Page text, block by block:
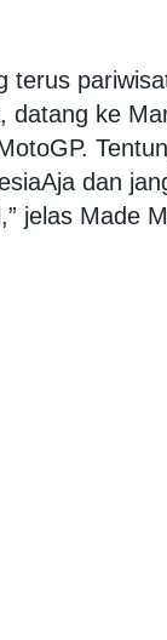
terus
datang ke
dan
jelas Made